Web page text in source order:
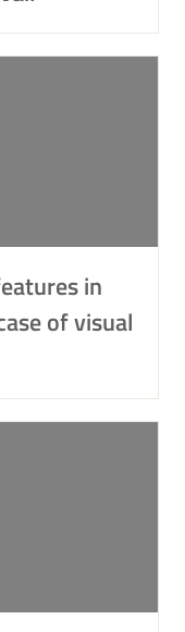
in
of visual